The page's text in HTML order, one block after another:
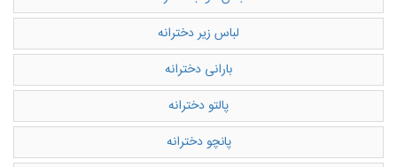
لباس زیر دخترانه
بارانی دخترانه
پالتو دخترانه
پانچو دخترانه